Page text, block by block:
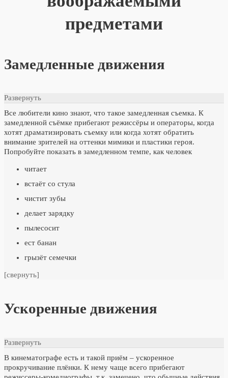
предметами
Замедленные движения
Развернуть
Все любители кино знают, что такое замедленная съемка. К
замедленной съёмке прибегают режиссёры и операторы, когда
хотят драматизировать съемку или когда хотят обратить
внимание зрителей на оттенки мимики и пластики героя.
Попробуйте показать в замедленном темпе, как человек
читает
встаёт со стула
чистит зубы
делает зарядку
пылесосит
ест банан
грызёт семечки
[свернуть]
Ускоренные движения
Развернуть
В кинематографе есть и такой приём – ускоренное
прокручивание плёнки. К нему чаще всего прибегают